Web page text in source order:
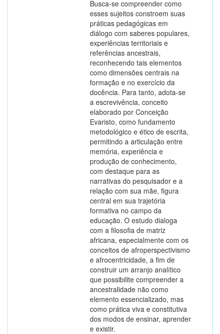
Busca-se compreender como
esses sujeitos constroem suas
práticas pedagógicas em
diálogo com saberes populares,
experiências territoriais e
referências ancestrais,
reconhecendo tais elementos
como dimensões centrais na
formação e no exercício da
docência. Para tanto, adota-se
a escrevivência, conceito
elaborado por Conceição
Evaristo, como fundamento
metodológico e ético de escrita,
permitindo a articulação entre
memória, experiência e
produção de conhecimento,
com destaque para as
narrativas do pesquisador e a
relação com sua mãe, figura
central em sua trajetória
formativa no campo da
educação. O estudo dialoga
com a filosofia de matriz
africana, especialmente com os
conceitos de afroperspectivismo
e afrocentricidade, a fim de
construir um arranjo analítico
que possibilite compreender a
ancestralidade não como
elemento essencializado, mas
como prática viva e constitutiva
dos modos de ensinar, aprender
e existir.